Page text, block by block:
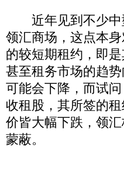
近年见到不少中
领汇商场，这点本
的较短期租约，即
甚至租务市场的趋
可能会下降，而试
收租股，其所签的
价皆大幅下跌，领
蒙蔽。